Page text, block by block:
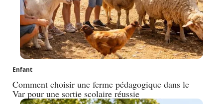
Enfant
Comment choisir une ferme pédagogique dans le
Var pour une sortie scolaire réussie